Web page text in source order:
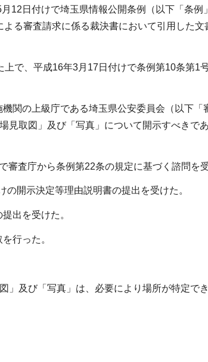
12日付けで埼玉県情報公開条例（以下「条例
る審査請求に係る裁決書において引用した
で、平成16年3月17日付けで条例第10条第1
関の上級庁である埼玉県公安委員会（以下「
見取図」及び「写真」について開示すべきで
査庁から条例第22条の規定に基づく諮問を受
開示決定等理由説明書の提出を受けた。
出を受けた。
行った。
」及び「写真」は、必要により場所が特定で